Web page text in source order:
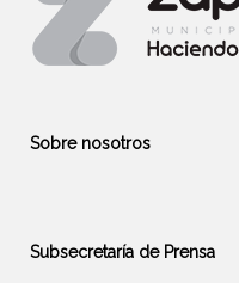
Sobre nosotros
Subsecretaría de Prensa